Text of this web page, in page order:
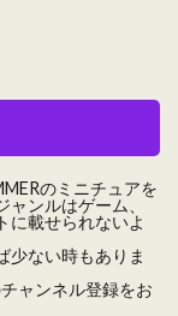
のミニチュアを
ンルはゲーム、
に載せられないよ
少ない時もありま
ャンネル登録をお